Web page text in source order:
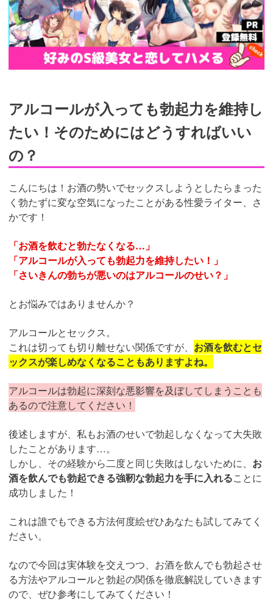
アルコールが入っても勃起力を維持し
たい！そのためにはどうすればいい
の？
こんにちは！お酒の勢いでセックスしようとしたらまった
く勃たずに変な空気になったことがある性愛ライター、さ
かです！
「お酒を飲むと勃たなくなる…」
「アルコールが入っても勃起力を維持したい！」
「さいきんの勃ちが悪いのはアルコールのせい？」
とお悩みではありませんか？
アルコールとセックス。
これは切っても切り離せない関係ですが、 お酒を飲むとセ
ックスが楽しめなくなることもありますよね。
アルコールは勃起に深刻な悪影響を及ぼしてしまうことも
あるので注意してください！
後述しますが、私もお酒のせいで勃起しなくなって大失敗
したことがあります…。
しかし、その経験から二度と同じ失敗はしないために、 お
酒を飲んでも勃起できる強靭な勃起力を手に入れることに
成功しました！
これは誰でもできる方法何度絵ぜひあなたも試してみてく
ださい。
なので今回は実体験を交えつつ、お酒を飲んでも勃起させ
る方法やアルコールと勃起の関係を徹底解説していきます
ので、ぜひ参考にしてみてください！